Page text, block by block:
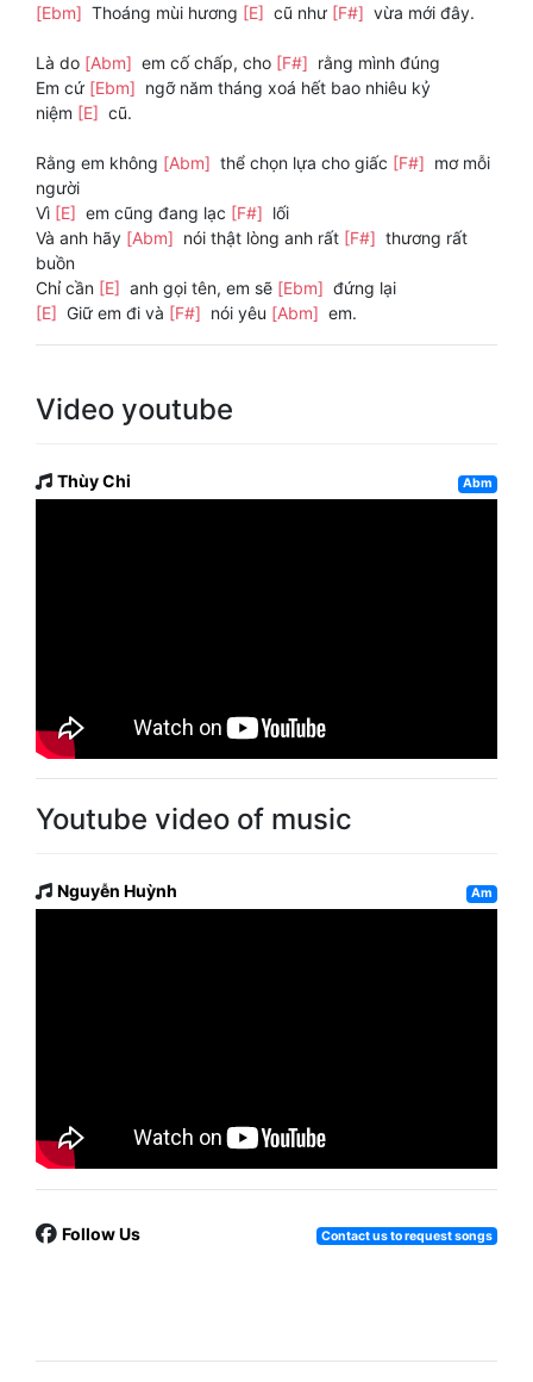
[Ebm] Thoáng mùi hương [E] cũ như [F#] vừa mới đây.
Là do [Abm] em cố chấp, cho [F#] rằng mình đúng
Em cứ [Ebm] ngỡ năm tháng xoá hết bao nhiêu kỷ
niệm [E] cũ.
Rằng em không [Abm] thể chọn lựa cho giấc [F#] mơ mỗi
người
Vì [E] em cũng đang lạc [F#] lối
Và anh hãy [Abm] nói thật lòng anh rất [F#] thương rất
buồn
Chỉ cần [E] anh gọi tên, em sẽ [Ebm] đứng lại
[E] Giữ em đi và [F#] nói yêu [Abm] em.
Video youtube
Thùy Chi Abm
Youtube video of music
Nguyễn Huỳnh Am
Follow Us Contact us to request songs